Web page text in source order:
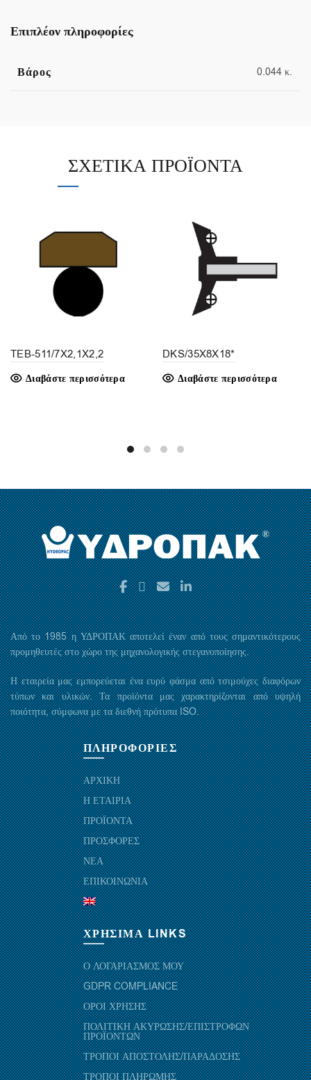
Επιπλέον πληροφορίες
Βάρος 0.044 κ.
ΣΧΕΤΙΚΆ ΠΡΟΪΌΝΤΑ
TEB-511/7X2,1X2,2
Διαβάστε περισσότερα
DKS/35X8X18*
Διαβάστε περισσότερα
Από το 1985 η ΥΔΡΟΠΑΚ αποτελεί έναν από τους σημαντικότερους
προμηθευτές στο χώρο της μηχανολογικής στεγανοποίησης.
Η εταιρεία μας εμπορεύεται ένα ευρύ φάσμα από τσιμούχες διαφόρων
τύπων και υλικών. Τα προϊόντα μας χαρακτηρίζονται από υψηλή
ποιότητα, σύμφωνα με τα διεθνή πρότυπα ISO.
ΠΛΗΡΟΦΟΡΙΕΣ
ΑΡΧΙΚΗ
Η ΕΤΑΙΡΙΑ
ΠΡΟΪΟΝΤΑ
ΠΡΟΣΦΟΡΕΣ
ΝΕΑ
ΕΠΙΚΟΙΝΩΝΙΑ
ΧΡΗΣΙΜΑ LINKS
Ο ΛΟΓΑΡΙΑΣΜΟΣ ΜΟΥ
GDPR COMPLIANCE
ΟΡΟΙ ΧΡΗΣΗΣ
ΠΟΛΙΤΙΚΗ ΑΚΥΡΩΣΗΣ/ΕΠΙΣΤΡΟΦΩΝ
ΠΡΟΪΟΝΤΩΝ
ΤΡΟΠΟΙ ΑΠΟΣΤΟΛΗΣ/ΠΑΡΑΔΟΣΗΣ
ΤΡΟΠΟΙ ΠΛΗΡΩΜΗΣ